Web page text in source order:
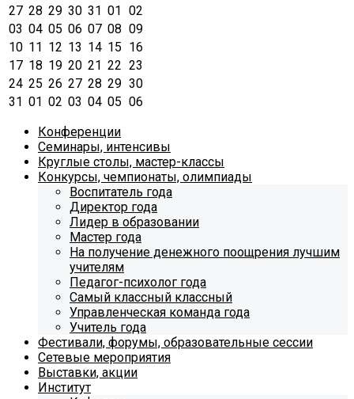
27 28 29 30 31 01 02
03 04 05 06 07 08 09
10 11 12 13 14 15 16
17 18 19 20 21 22 23
24 25 26 27 28 29 30
31 01 02 03 04 05 06
Конференции
Семинары, интенсивы
Круглые столы, мастер-классы
Конкурсы, чемпионаты, олимпиады
Воспитатель года
Директор года
Лидер в образовании
Мастер года
На получение денежного поощрения лучшим
учителям
Педагог-психолог года
Самый классный классный
Управленческая команда года
Учитель года
Фестивали, форумы, образовательные сессии
Сетевые мероприятия
Выставки, акции
Институт